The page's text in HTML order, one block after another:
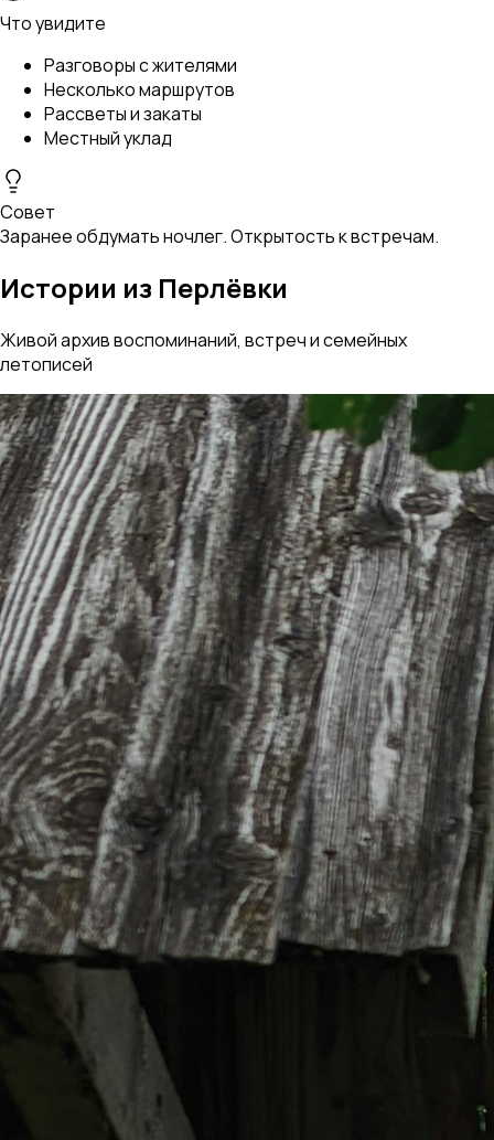
Что увидите
Разговоры с жителями
Несколько маршрутов
Рассветы и закаты
Местный уклад
Совет
Заранее обдумать ночлег. Открытость к встречам.
Истории из Перлёвки
Живой архив воспоминаний, встреч и семейных
летописей